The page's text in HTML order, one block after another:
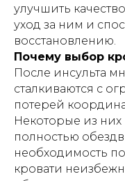
улучшить
уход за ним и
восстановлению.
Почему выбор
После инсульта
сталкиваются с
потерей
Некоторые из них
полностью
необходимость
кровати